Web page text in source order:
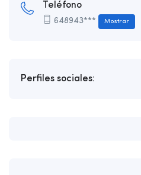
Teléfono
648943*** Mostrar
Perfiles sociales: